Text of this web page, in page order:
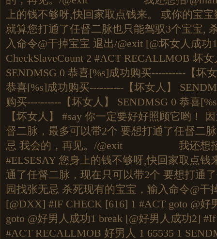
上的钱不够呀,快回家取点钱来。 或你的宝
就算您打通了任督二脉也只能驾驭3个宝宝,
入命令@干掉宝宝 退出/@exit [@坏女人成功
CheckSlaveCount 2 #ACT RECALLMOB 坏女
SENDMSG 0 恭喜[%s]成功购买----------【坏
恭喜[%s]成功购买----------【坏女人】
购买----------【坏女人】 SENDMSG 0 恭喜
【坏女人】 #say 你一定要好好照顾它哟！
督二脉，最多可以带2个 要想打通了任督二
忌 我会的，再见。/@exit 我还想招/
#ELSESAY 您身上的钱不够呀,快回家取点钱
通了任督二脉，现在只可以带2个 要想打通
园找张无忌 杀死现有的宝宝，输入命令@干
[@DXX] #IF CHECK [616] 1 #ACT goto @好
goto @好男人成功1 break [@好男人成功2] #If
#ACT RECALLMOB 好男人 1 65535 1